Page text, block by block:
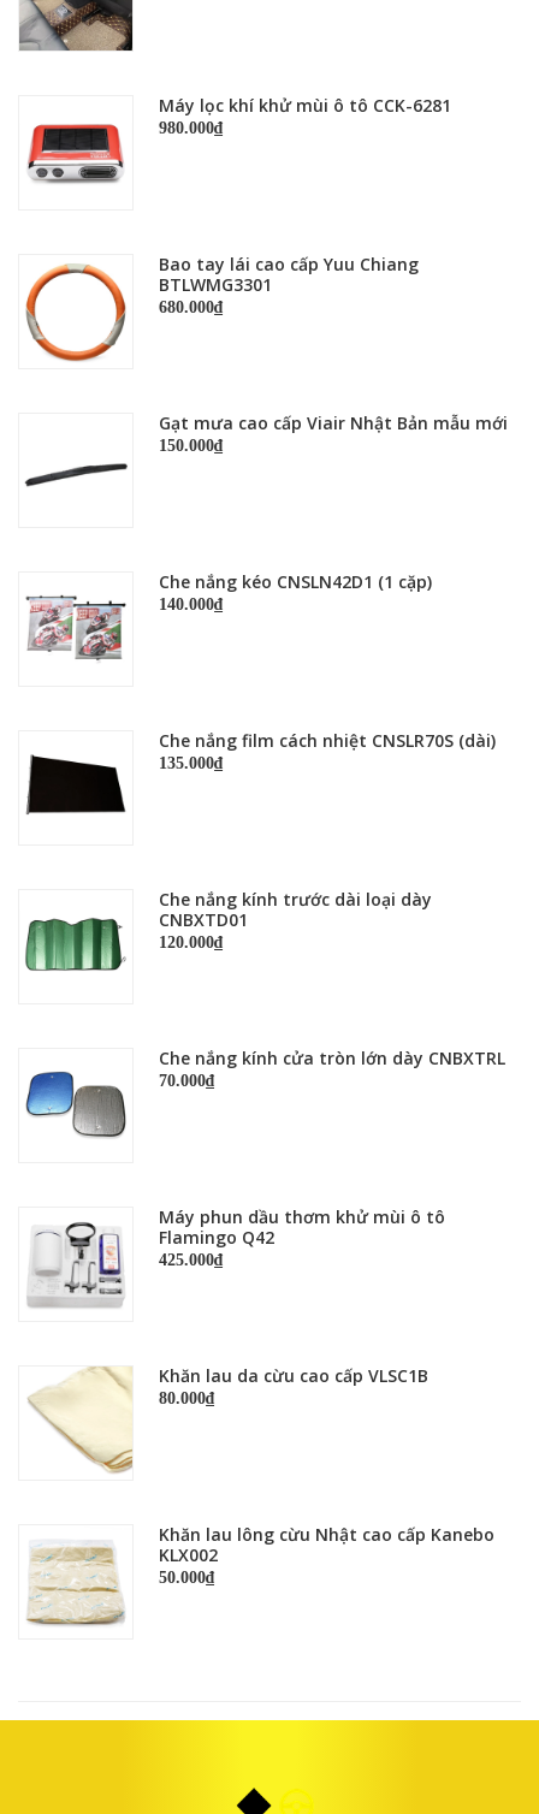
Máy lọc khí khử mùi ô tô CCK-6281
980.000₫
Bao tay lái cao cấp Yuu Chiang
BTLWMG3301
680.000₫
Gạt mưa cao cấp Viair Nhật Bản mẫu mới
150.000₫
Che nắng kéo CNSLN42D1 (1 cặp)
140.000₫
Che nắng film cách nhiệt CNSLR70S (dài)
135.000₫
Che nắng kính trước dài loại dày
CNBXTD01
120.000₫
Che nắng kính cửa tròn lớn dày CNBXTRL
70.000₫
Máy phun dầu thơm khử mùi ô tô
Flamingo Q42
425.000₫
Khăn lau da cừu cao cấp VLSC1B
80.000₫
Khăn lau lông cừu Nhật cao cấp Kanebo
KLX002
50.000₫